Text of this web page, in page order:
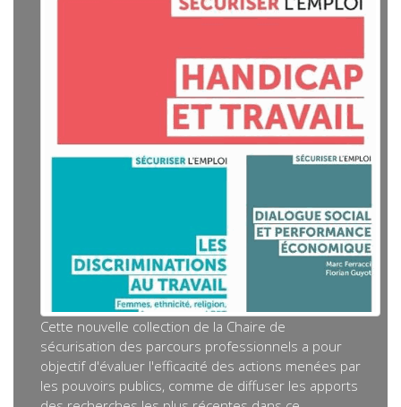
Cette nouvelle collection de la Chaire de
sécurisation des parcours professionnels a pour
objectif d'évaluer l'efficacité des actions menées par
les pouvoirs publics, comme de diffuser les apports